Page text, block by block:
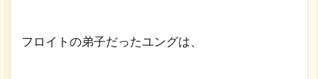
フロイトの弟子だったユングは、